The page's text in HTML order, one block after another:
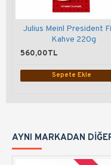
Julius Meinl President
Kahve 220g
560,00TL
Sepete Ekle
AYNI MARKADAN